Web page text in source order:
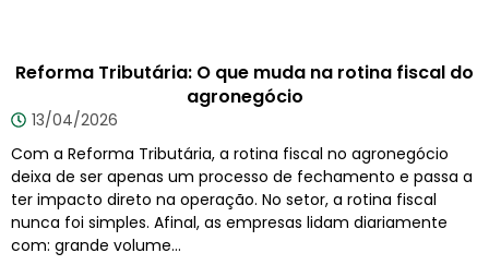
Reforma Tributária: O que muda na rotina fiscal do
agronegócio
13/04/2026
Com a Reforma Tributária, a rotina fiscal no agronegócio
deixa de ser apenas um processo de fechamento e passa a
ter impacto direto na operação. No setor, a rotina fiscal
nunca foi simples. Afinal, as empresas lidam diariamente
com: grande volume...